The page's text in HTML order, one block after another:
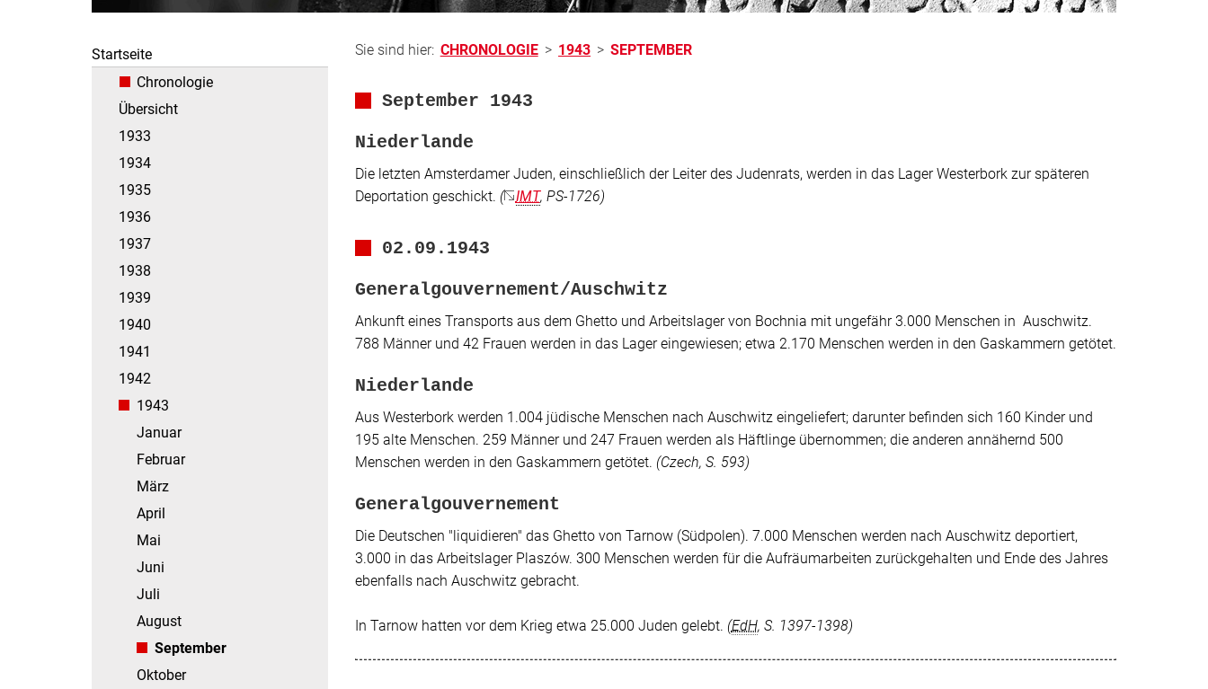
Startseite
Chronologie
Übersicht
1933
1934
1935
1936
1937
1938
1939
1940
1941
1942
1943
Januar
Februar
März
April
Mai
Juni
Juli
August
September
Oktober
Sie sind hier: CHRONOLOGIE > 1943 > SEPTEMBER
September 1943
Niederlande
Die letzten Amsterdamer Juden, einschließlich der Leiter des Judenrats, werden in das Lager Westerbork zur späteren
Deportation geschickt. ( IMT, PS-1726)
02.09.1943
Generalgouvernement/Auschwitz
Ankunft eines Transports aus dem Ghetto und Arbeitslager von Bochnia mit ungefähr 3.000 Menschen in Auschwitz.
788 Männer und 42 Frauen werden in das Lager eingewiesen; etwa 2.170 Menschen werden in den Gaskammern getötet.
Niederlande
Aus Westerbork werden 1.004 jüdische Menschen nach Auschwitz eingeliefert; darunter befinden sich 160 Kinder und
195 alte Menschen. 259 Männer und 247 Frauen werden als Häftlinge übernommen; die anderen annähernd 500
Menschen werden in den Gaskammern getötet. (Czech, S. 593)
Generalgouvernement
Die Deutschen "liquidieren" das Ghetto von Tarnow (Südpolen). 7.000 Menschen werden nach Auschwitz deportiert,
3.000 in das Arbeitslager Plaszów. 300 Menschen werden für die Aufräumarbeiten zurückgehalten und Ende des Jahres
ebenfalls nach Auschwitz gebracht.
In Tarnow hatten vor dem Krieg etwa 25.000 Juden gelebt. (EdH, S. 1397-1398)